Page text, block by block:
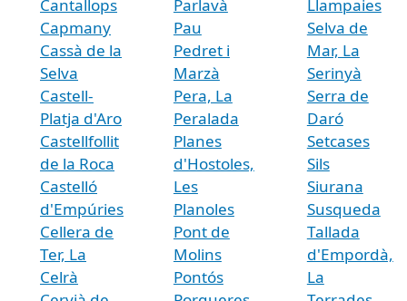
Cantallops
Capmany
Cassà de la
Selva
Castell-
Platja d'Aro
Castellfollit
de la Roca
Castelló
d'Empúries
Cellera de
Ter, La
Celrà
Parlavà
Pau
Pedret i
Marzà
Pera, La
Peralada
Planes
d'Hostoles,
Les
Planoles
Pont de
Molins
Pontós
Llampaies
Selva de
Mar, La
Serinyà
Serra de
Daró
Setcases
Sils
Siurana
Susqueda
Tallada
d'Empordà,
La